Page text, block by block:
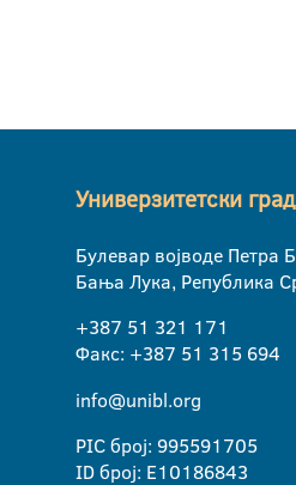
Универзитетски град
Булевар војводе Петра
Бања Лука, Република
+387 51 321 171
Факс: +387 51 315 694
info@unibl.org
PIC број: 995591705
ID број: E10186843